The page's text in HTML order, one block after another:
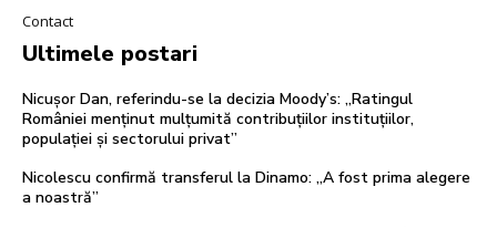
Contact
Ultimele postari
Nicușor Dan, referindu-se la decizia Moody’s: „Ratingul
României menținut mulțumită contribuțiilor instituțiilor,
populației și sectorului privat”
Nicolescu confirmă transferul la Dinamo: „A fost prima alegere
a noastră”